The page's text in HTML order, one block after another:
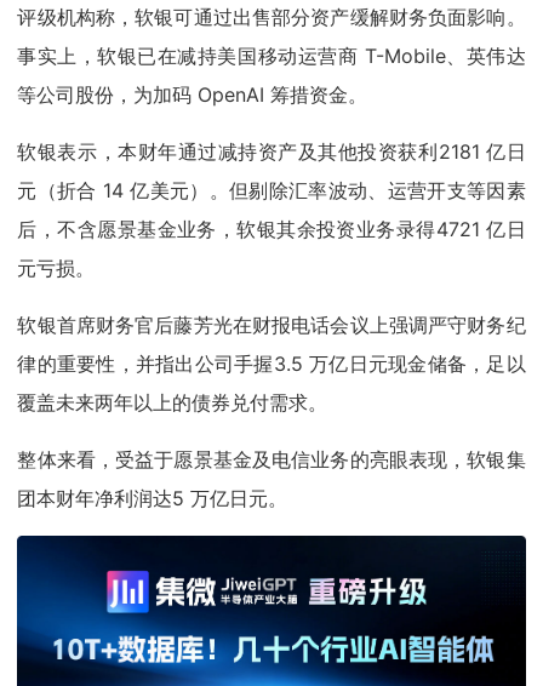
评级机构称，软银可通过出售部分资产缓解财务负面影响。
事实上，软银已在减持美国移动运营商 T-Mobile、英伟达
等公司股份，为加码 OpenAI 筹措资金。
软银表示，本财年通过减持资产及其他投资获利2181 亿日
元（折合 14 亿美元）。但剔除汇率波动、运营开支等因素
后，不含愿景基金业务，软银其余投资业务录得4721 亿日
元亏损。
软银首席财务官后藤芳光在财报电话会议上强调严守财务纪
律的重要性，并指出公司手握3.5 万亿日元现金储备，足以
覆盖未来两年以上的债券兑付需求。
整体来看，受益于愿景基金及电信业务的亮眼表现，软银集
团本财年净利润达5 万亿日元。